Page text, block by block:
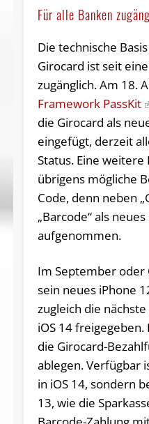
Für alle Banken
Die technische
Girocard ist seit
zugänglich. Am 18.
Framework PassKit
die Girocard als
eingefügt, derzeit
Status. Eine
übrigens mögliche
Code, denn neben
„Barcode“ als
aufgenommen.
Im September oder
sein neues iPhone
zugleich die
iOS 14
die Girocard-
ablegen. Verfügbar
in iOS 14, sondern
13, wie die